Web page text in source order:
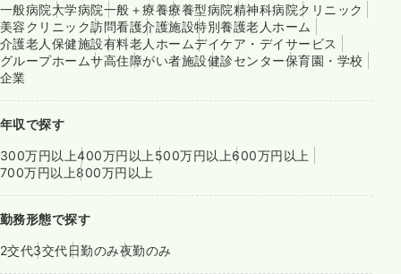
一般病院大学病院一般＋療養療養型病院精神科病院クリニック
美容クリニック訪問看護介護施設特別養護老人ホーム
介護老人保健施設有料老人ホームデイケア・デイサービス
グループホームサ高住障がい者施設健診センター保育園・学校
企業
年収で探す
300万円以上400万円以上 500万円以上600万円以上
700万円以上800万円以上
勤務形態で探す
2交代3交代日勤のみ夜勤のみ